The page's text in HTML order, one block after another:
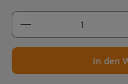
Produkt Anzahl: Gib
In den